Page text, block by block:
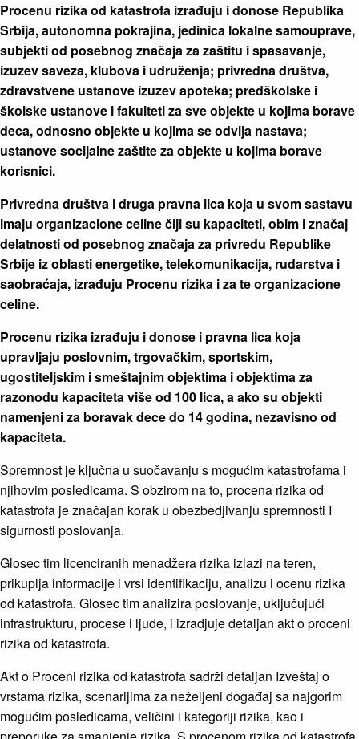
Procenu rizika od katastrofa izrađuju i donose Republika
Srbija, autonomna pokrajina, jedinica lokalne samouprave,
subjekti od posebnog značaja za zaštitu i spasavanje,
izuzev saveza, klubova i udruženja; privredna društva,
zdravstvene ustanove izuzev apoteka; predškolske i
školske ustanove i fakulteti za sve objekte u kojima borave
deca, odnosno objekte u kojima se odvija nastava;
ustanove socijalne zaštite za objekte u kojima borave
korisnici.
Privredna društva i druga pravna lica koja u svom sastavu
imaju organizacione celine čiji su kapaciteti, obim i značaj
delatnosti od posebnog značaja za privredu Republike
Srbije iz oblasti energetike, telekomunikacija, rudarstva i
saobraćaja, izrađuju Procenu rizika i za te organizacione
celine.
Procenu rizika izrađuju i donose i pravna lica koja
upravljaju poslovnim, trgovačkim, sportskim,
ugostiteljskim i smeštajnim objektima i objektima za
razonodu kapaciteta više od 100 lica, a ako su objekti
namenjeni za boravak dece do 14 godina, nezavisno od
kapaciteta.
Spremnost je ključna u suočavanju s mogućim katastrofama i
njihovim posledicama. S obzirom na to, procena rizika od
katastrofa je značajan korak u obezbedjivanju spremnosti I
sigurnosti poslovanja.
Glosec tim licenciranih menadžera rizika izlazi na teren,
prikuplja informacije i vrsi identifikaciju, analizu i ocenu rizika
od katastrofa. Glosec tim analizira poslovanje, uključujući
infrastrukturu, procese i ljude, i izradjuje detaljan akt o proceni
rizika od katastrofa.
Akt o Proceni rizika od katastrofa sadrži detaljan Izveštaj o
vrstama rizika, scenarijima za neželjeni događaj sa najgorim
mogućim posledicama, veličini i kategoriji rizika, kao i